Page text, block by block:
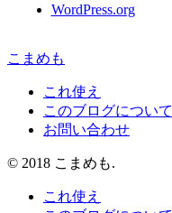
WordPress.org
こまめも
これ使え
このブログについて
お問い合わせ
© 2018 こまめも.
これ使え